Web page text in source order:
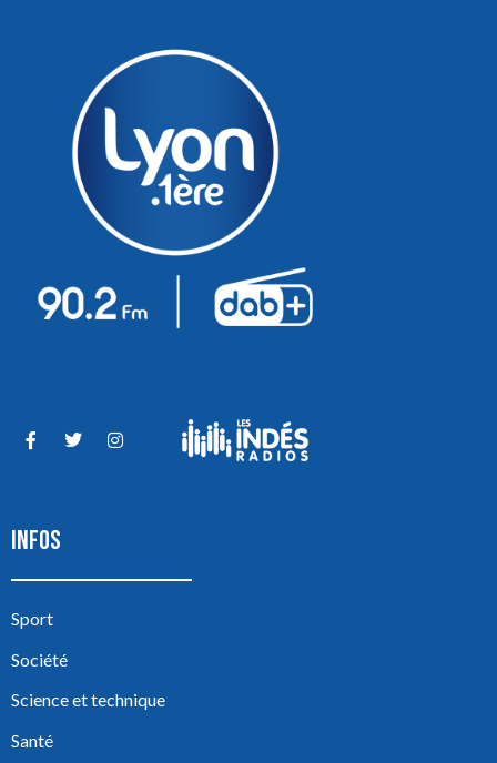
INFOS
Sport
Société
Science et technique
Santé